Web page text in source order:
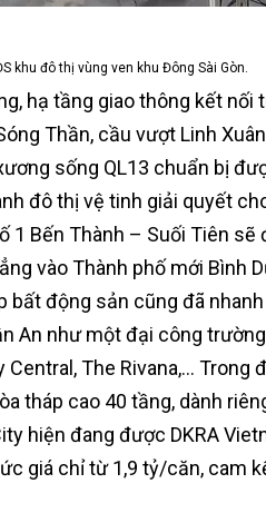
khu đô thị vùng ven khu Đông Sài Gòn.
hạ tầng giao thông kết nối
Thần, cầu vượt Linh
sống QL13 chuẩn bị
đô thị vệ tinh giải quyết
1 Bến Thành – Suối Tiên
vào Thành phố mới Bình
bất động sản cũng đã
An như một đại công
Central, The Rivana,…
tháp cao 40 tầng, dành
hiện đang được DKRA
giá chỉ từ 1,9 tỷ/căn, cam